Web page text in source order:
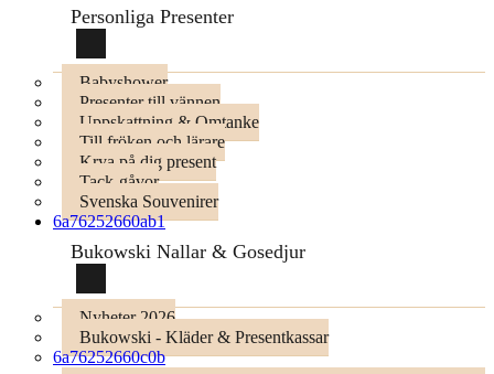
Personliga Presenter
Babyshower
Presenter till vännen
Uppskattning & Omtanke
Till fröken och lärare
Krya på dig present
Tack-gåvor
Svenska Souvenirer
6a76252660ab1
Bukowski Nallar & Gosedjur
Nyheter 2026
Bukowski - Kläder & Presentkassar
6a76252660c0b